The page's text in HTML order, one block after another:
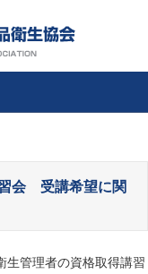
会 受講希望に関
生管理者の資格取得講習